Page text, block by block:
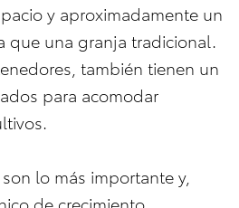
y aproximadamente un
que una granja tradicional.
también tienen un
para acomodar
lo más importante y,
de crecimiento,